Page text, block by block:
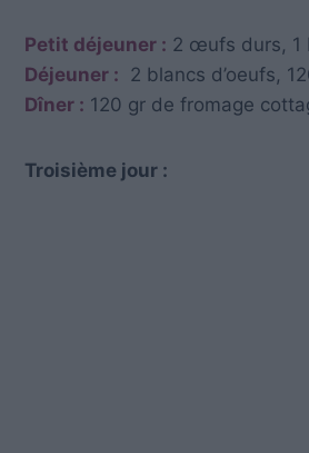
Petit déjeuner : 2 œufs durs, 1
Déjeuner : 2 blancs d’oeufs,
Dîner : 120 gr de fromage
Troisième jour :